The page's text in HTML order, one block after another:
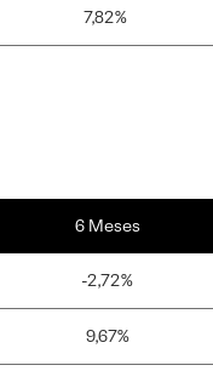
7,82%
6 Meses
-2,72%
9,67%